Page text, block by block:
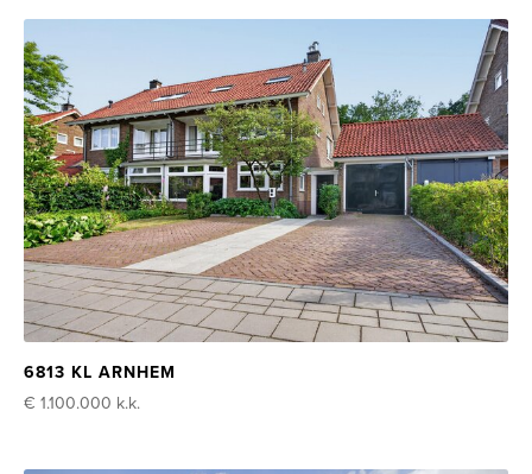
6813 KL ARNHEM
€ 1.100.000 k.k.